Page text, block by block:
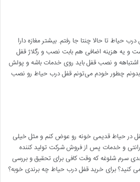
حیاط تا حالا چنتا جا رفتم. بیشتر مغازه دارا
و یه هزینه اضافی هم بابت نصب و رگلاژ قفل
اشتباهه و نصب قفل باید روی خدمات باشه و پولش
چطور خودم می‌تونم قفل درب حیاط رو نصب
در حیاط قدیمی خونه رو عوض کنم و مثل خیلی
و خدمات پس از فروش شرکت تولید کننده
سرم شلوغه که وقت کافی برای تحقیق و بررسی
کنید؟ برای خرید قفل درب حیاط چه برندی خوبه؟